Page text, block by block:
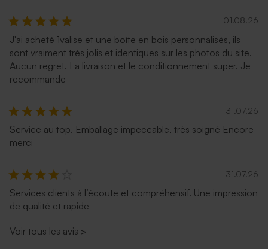
Enveloppe mariage
rectangulaire bleu nuit
Superbe enveloppe noire
Enveloppe rouge
01.08.26
J'ai acheté 1valise et une boîte en bois personnalisés, ils
sont vraiment très jolis et identiques sur les photos du site.
Aucun regret. La livraison et le conditionnement super. Je
recommande
31.07.26
Service au top. Emballage impeccable, très soigné Encore
merci
31.07.26
Services clients à l’écoute et compréhensif. Une impression
de qualité et rapide
Voir tous les avis >